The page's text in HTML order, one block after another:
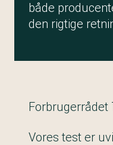
både
den rigtige
Vores test er